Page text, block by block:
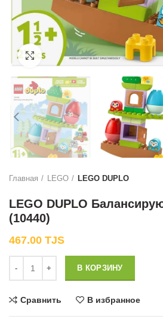
Нажмите, чтобы увеличить
Главная LEGO LEGO DUPLO
LEGO DUPLO
(10440)
467.00 TJS
В КОРЗИНУ
Сравнить В избранное